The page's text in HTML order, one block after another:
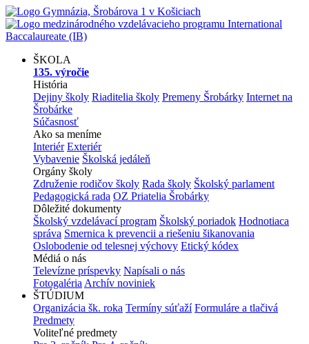
ŠKOLA
135. výročie
História
Dejiny školy Riaditelia školy Premeny Šrobárky Internet na
Šrobárke
Súčasnosť
Ako sa meníme
Interiér Exteriér
Vybavenie Školská jedáleň
Orgány školy
Združenie rodičov školy Rada školy Školský parlament
Pedagogická rada OZ Priatelia Šrobárky
Dôležité dokumenty
Školský vzdelávací program Školský poriadok Hodnotiaca
správa Smernica k prevencii a riešeniu šikanovania
Oslobodenie od telesnej výchovy Etický kódex
Médiá o nás
Televízne príspevky Napísali o nás
Fotogaléria Archív noviniek
ŠTÚDIUM
Organizácia šk. roka Termíny súťaží Formuláre a tlačivá
Predmety
Voliteľné predmety